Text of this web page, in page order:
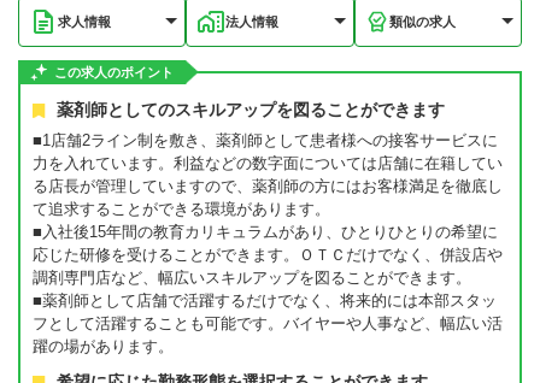
求人情報 法人情報 類似の求人
この求人のポイント
薬剤師としてのスキルアップを図ることができます
■1店舗2ライン制を敷き、薬剤師として患者様への接客サービスに
力を入れています。利益などの数字面については店舗に在籍してい
る店長が管理していますので、薬剤師の方にはお客様満足を徹底し
て追求することができる環境があります。
■入社後15年間の教育カリキュラムがあり、ひとりひとりの希望に
応じた研修を受けることができます。ＯＴＣだけでなく、併設店や
調剤専門店など、幅広いスキルアップを図ることができます。
■薬剤師として店舗で活躍するだけでなく、将来的には本部スタッ
フとして活躍することも可能です。バイヤーや人事など、幅広い活
躍の場があります。